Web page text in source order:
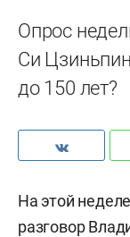
Опрос
Си
до 150 лет?
На этой
разговор